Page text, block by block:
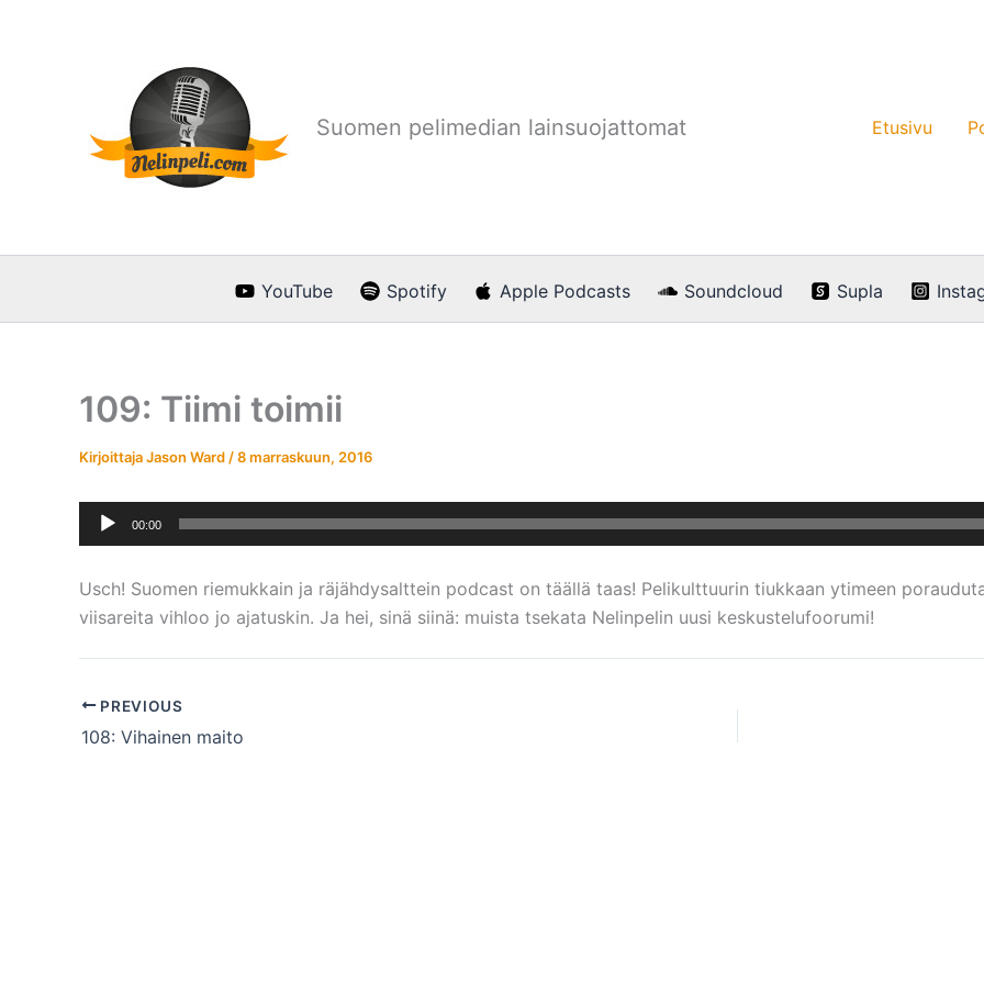
Suomen pelimedian lainsuojattomat Etusivu
YouTube Spotify Apple Podcasts Soundcloud Supla
109: Tiimi toimii
KirjoittajaJason Ward /8 marraskuun, 2016
Äänitoistin
00:00
Usch! Suomen riemukkain ja räjähdysalttein podcast on täällä taas! Pelikulttuurin tiukkaan ytimeen
viisareita vihloo jo ajatuskin. Ja hei, sinä siinä: muista tsekata Nelinpelin uusi keskustelufoorumi!
PREVIOUS
108: Vihainen maito